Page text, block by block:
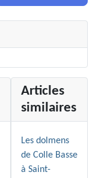
Articles
similaires
Les dolmens
de Colle Basse
à Saint-